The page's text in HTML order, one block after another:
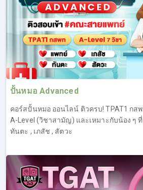
ปั้นหมอ Advanced
คอร์สปั้นหมอ ออนไลน์ ติวครบ! TPAT1 กส
A-Level (วิชาสามัญ) และเหมาะกับน้อง ๆ
ทันตะ , เภสัช , สัตวะ